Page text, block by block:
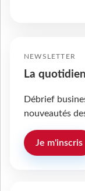
NEWSLETTER
La
Débrief
nouveautés
Je m'inscris